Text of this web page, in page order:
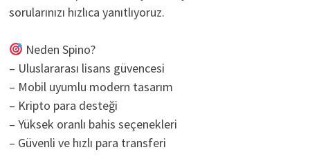
sorularınızı hızlıca yanıtlıyoruz.
Neden Spino?
– Uluslararası lisans güvencesi
– Mobil uyumlu modern tasarım
– Kripto para desteği
– Yüksek oranlı bahis seçenekleri
– Güvenli ve hızlı para transferi